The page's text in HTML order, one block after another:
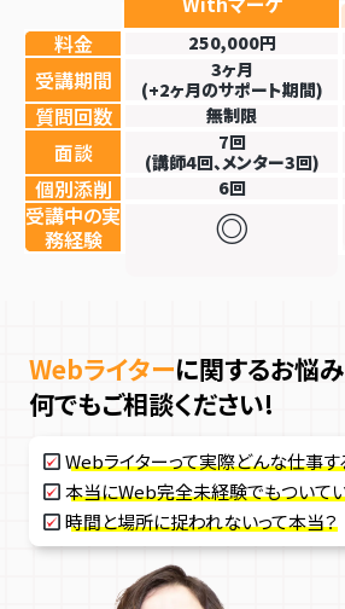
料金
250,000円
受講期間
3ヶ月
(+2ヶ月のサポート期間)
質問回数 無制限
面談
7回
(講師4回、メンター3回)
個別添削 6回
受講中の実
務経験
◎
Webライターに関するお悩
何でもご相談ください!
Webライターって実際どんな仕事す
本当にWeb完全未経験でもついて
時間と場所に捉われないって本当？